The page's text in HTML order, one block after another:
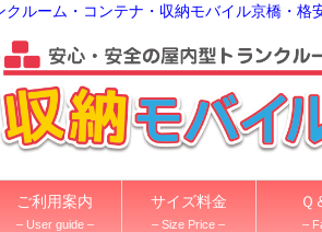
クルーム・コンテナ・収納モバイル京橋・格
ご利用案内
– User guide –
サイズ料金
– Size Price –
Ｑ
–